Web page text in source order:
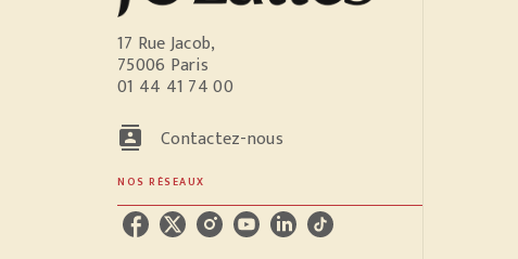
17 Rue Jacob,
75006 Paris
01 44 41 74 00
contacts Contactez-nous
NOS RÉSEAUX